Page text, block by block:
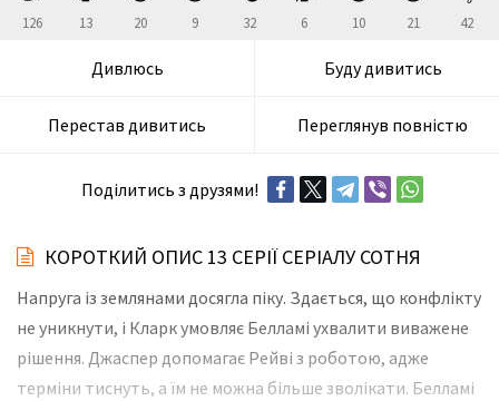
126 13 20 9 32 6 10 21 42
Дивлюсь Буду дивитись
Перестав дивитись Переглянув повністю
Поділитись з друзями!
КОРОТКИЙ ОПИС 13 СЕРІЇ СЕРІАЛУ СОТНЯ
Напруга із землянами досягла піку. Здається, що конфлікту
не уникнути, і Кларк умовляє Белламі ухвалити виважене
рішення. Джаспер допомагає Рейві з роботою, адже
терміни тиснуть, а їм не можна більше зволікати. Белламі